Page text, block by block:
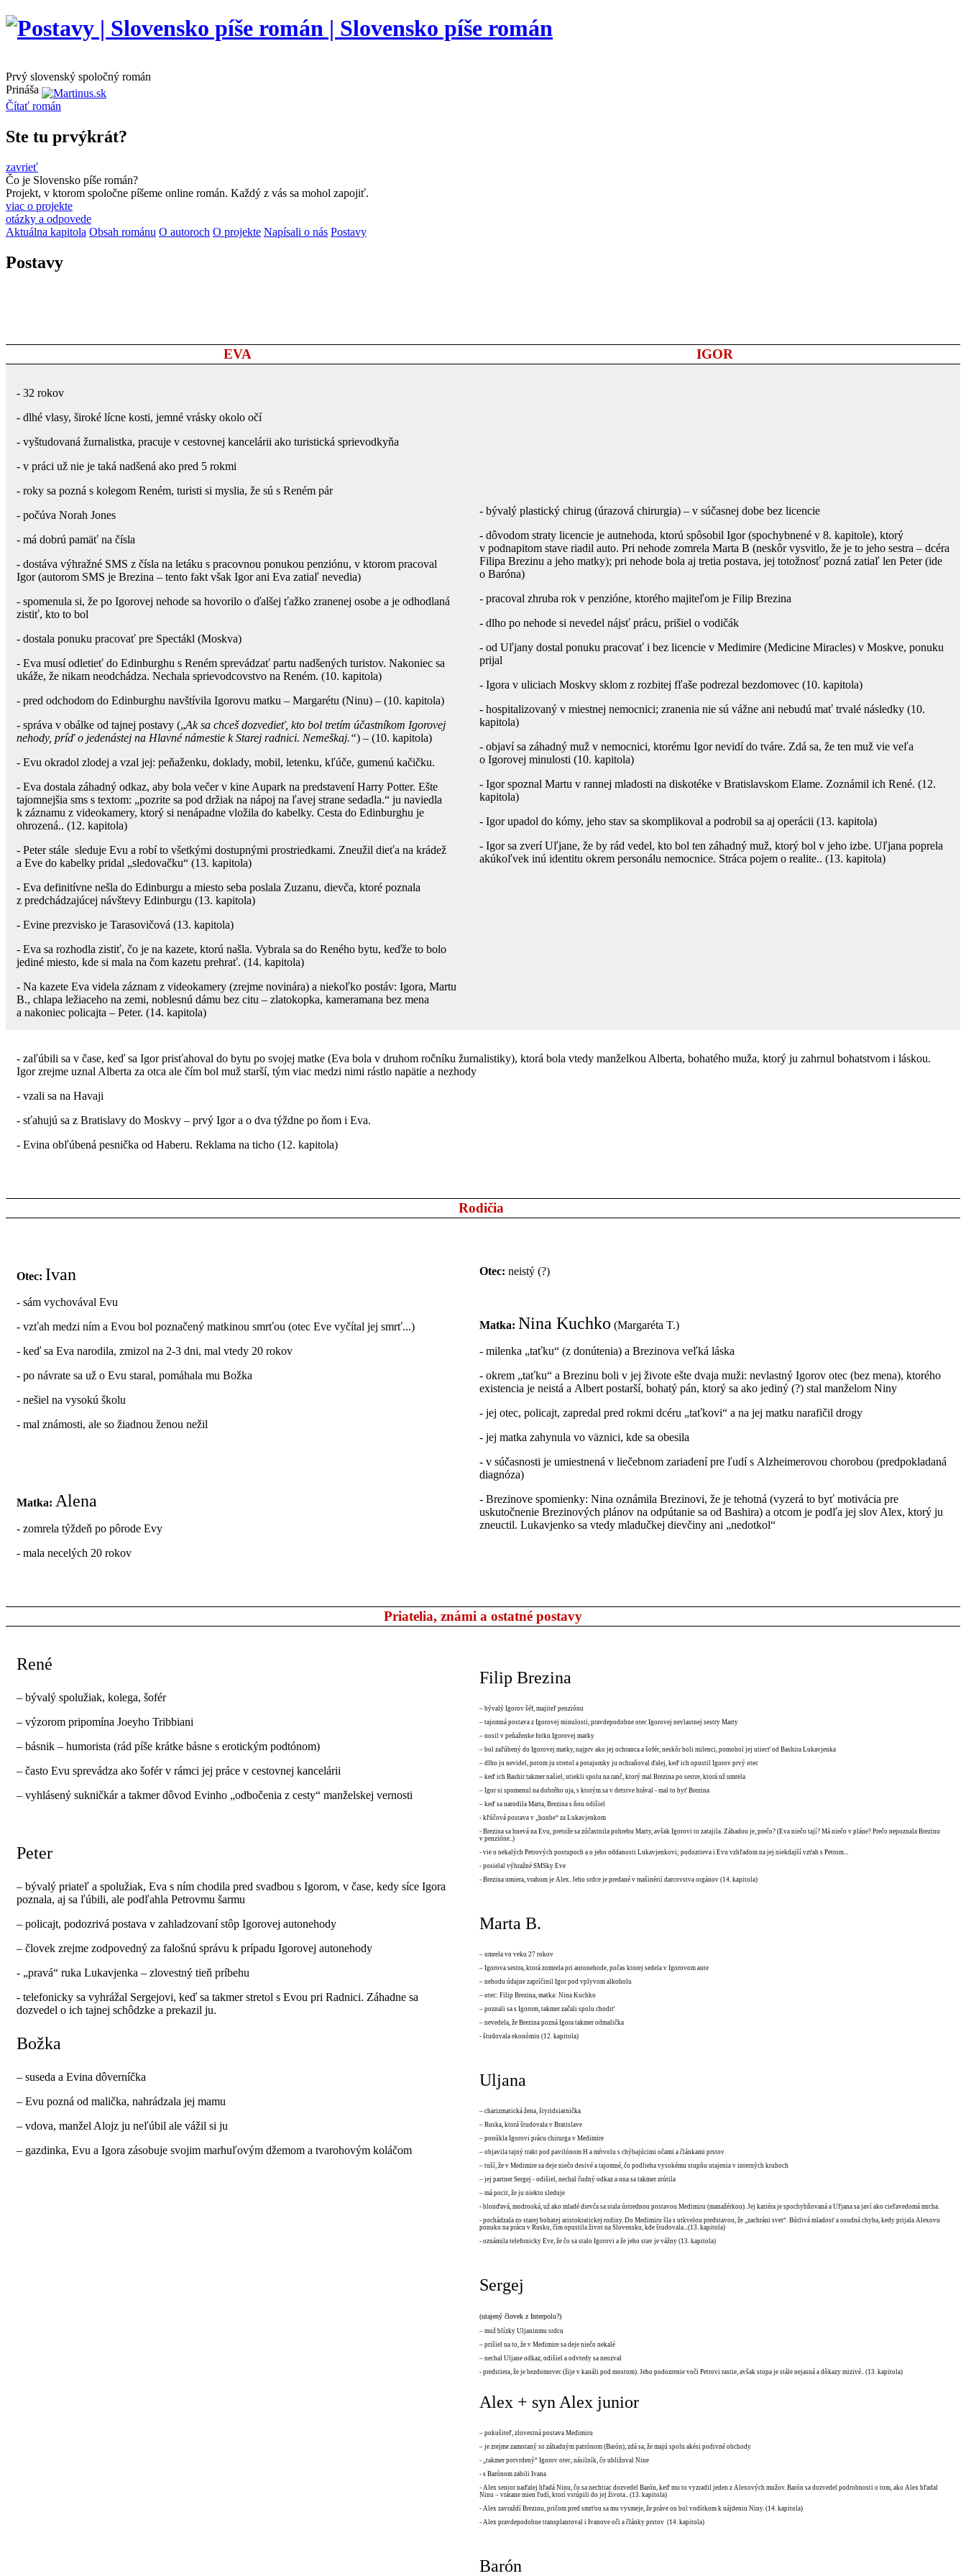
Prvý slovenský spoločný román
Prináša
Čítať román
Ste tu prvýkrát?
zavrieť
Čo je Slovensko píše román?
Projekt, v ktorom spoločne píšeme online román. Každý z vás sa mohol zapojiť.
viac o projekte
otázky a odpovede
Aktuálna kapitola Obsah románu O autoroch O projekte Napísali o nás Postavy
Postavy
EVA IGOR
- 32 rokov
- dlhé vlasy, široké lícne kosti, jemné vrásky okolo očí
- vyštudovaná žurnalistka, pracuje v cestovnej kancelárii ako turistická sprievodkyňa
- v práci už nie je taká nadšená ako pred 5 rokmi
- roky sa pozná s kolegom Reném, turisti si myslia, že sú s Reném pár
- počúva Norah Jones
- má dobrú pamäť na čísla
- dostáva výhražné SMS z čísla na letáku s pracovnou ponukou penziónu, v ktorom pracoval
Igor (autorom SMS je Brezina – tento fakt však Igor ani Eva zatiaľ nevedia)
- spomenula si, že po Igorovej nehode sa hovorilo o ďalšej ťažko zranenej osobe a je odhodlaná
zistiť, kto to bol
- dostala ponuku pracovať pre Spectákl (Moskva)
- Eva musí odletieť do Edinburghu s Reném sprevádzať partu nadšených turistov. Nakoniec sa
ukáže, že nikam neodchádza. Nechala sprievodcovstvo na Reném. (10. kapitola)
- pred odchodom do Edinburghu navštívila Igorovu matku – Margarétu (Ninu) – (10. kapitola)
- správa v obálke od tajnej postavy („Ak sa chceš dozvedieť, kto bol tretím účastníkom Igorovej
nehody, príď o jedenástej na Hlavné námestie k Starej radnici. Nemeškaj.“) – (10. kapitola)
- Evu okradol zlodej a vzal jej: peňaženku, doklady, mobil, letenku, kľúče, gumenú kačičku.
- Eva dostala záhadný odkaz, aby bola večer v kine Aupark na predstavení Harry Potter. Ešte
tajomnejšia sms s textom: „pozrite sa pod držiak na nápoj na ľavej strane sedadla.“ ju naviedla
k záznamu z videokamery, ktorý si nenápadne vložila do kabelky. Cesta do Edinburghu je
ohrozená.. (12. kapitola)
- Peter stále sleduje Evu a robí to všetkými dostupnými prostriedkami. Zneužil dieťa na krádež
a Eve do kabelky pridal „sledovačku“ (13. kapitola)
- Eva definitívne nešla do Edinburgu a miesto seba poslala Zuzanu, dievča, ktoré poznala
z predchádzajúcej návštevy Edinburgu (13. kapitola)
- Evine prezvisko je Tarasovičová (13. kapitola)
- Eva sa rozhodla zistiť, čo je na kazete, ktorú našla. Vybrala sa do Reného bytu, keďže to bolo
jediné miesto, kde si mala na čom kazetu prehrať. (14. kapitola)
- Na kazete Eva videla záznam z videokamery (zrejme novinára) a niekoľko postáv: Igora, Martu
B., chlapa ležiaceho na zemi, noblesnú dámu bez citu – zlatokopka, kameramana bez mena
a nakoniec policajta – Peter. (14. kapitola)
- bývalý plastický chirug (úrazová chirurgia) – v súčasnej dobe bez licencie
- dôvodom straty licencie je autnehoda, ktorú spôsobil Igor (spochybnené v 8. kapitole), ktorý
v podnapitom stave riadil auto. Pri nehode zomrela Marta B (neskôr vysvitlo, že je to jeho sestra – dcéra
Filipa Brezinu a jeho matky); pri nehode bola aj tretia postava, jej totožnosť pozná zatiaľ len Peter (ide
o Baróna)
- pracoval zhruba rok v penzióne, ktorého majiteľom je Filip Brezina
- dlho po nehode si nevedel nájsť prácu, prišiel o vodičák
- od Uľjany dostal ponuku pracovať i bez licencie v Medimire (Medicine Miracles) v Moskve, ponuku
prijal
- Igora v uliciach Moskvy sklom z rozbitej fľaše podrezal bezdomovec (10. kapitola)
- hospitalizovaný v miestnej nemocnici; zranenia nie sú vážne ani nebudú mať trvalé následky (10.
kapitola)
- objaví sa záhadný muž v nemocnici, ktorému Igor nevidí do tváre. Zdá sa, že ten muž vie veľa
o Igorovej minulosti (10. kapitola)
- Igor spoznal Martu v rannej mladosti na diskotéke v Bratislavskom Elame. Zoznámil ich René. (12.
kapitola)
- Igor upadol do kómy, jeho stav sa skomplikoval a podrobil sa aj operácii (13. kapitola)
- Igor sa zverí Uľjane, že by rád vedel, kto bol ten záhadný muž, ktorý bol v jeho izbe. Uľjana poprela
akúkoľvek inú identitu okrem personálu nemocnice. Stráca pojem o realite.. (13. kapitola)
- zaľúbili sa v čase, keď sa Igor prisťahoval do bytu po svojej matke (Eva bola v druhom ročníku žurnalistiky), ktorá bola vtedy manželkou Alberta, bohatého muža, ktorý ju zahrnul bohatstvom i láskou.
Igor zrejme uznal Alberta za otca ale čím bol muž starší, tým viac medzi nimi rástlo napätie a nezhody
- vzali sa na Havaji
- sťahujú sa z Bratislavy do Moskvy – prvý Igor a o dva týždne po ňom i Eva.
- Evina obľúbená pesnička od Haberu. Reklama na ticho (12. kapitola)
Rodičia
Otec: Ivan
- sám vychovával Evu
- vzťah medzi ním a Evou bol poznačený matkinou smrťou (otec Eve vyčítal jej smrť...)
- keď sa Eva narodila, zmizol na 2-3 dni, mal vtedy 20 rokov
- po návrate sa už o Evu staral, pomáhala mu Božka
- nešiel na vysokú školu
- mal známosti, ale so žiadnou ženou nežil
Matka: Alena
- zomrela týždeň po pôrode Evy
- mala necelých 20 rokov
Otec: neistý (?)
Matka: Nina Kuchko (Margaréta T.)
- milenka „taťku“ (z donútenia) a Brezinova veľká láska
- okrem „taťku“ a Brezinu boli v jej živote ešte dvaja muži: nevlastný Igorov otec (bez mena), ktorého
existencia je neistá a Albert postarší, bohatý pán, ktorý sa ako jediný (?) stal manželom Niny
- jej otec, policajt, zapredal pred rokmi dcéru „taťkovi“ a na jej matku narafičil drogy
- jej matka zahynula vo väznici, kde sa obesila
- v súčasnosti je umiestnená v liečebnom zariadení pre ľudí s Alzheimerovou chorobou (predpokladaná
diagnóza)
- Brezinove spomienky: Nina oznámila Brezinovi, že je tehotná (vyzerá to byť motivácia pre
uskutočnenie Brezinových plánov na odpútanie sa od Bashira) a otcom je podľa jej slov Alex, ktorý ju
zneuctil. Lukavjenko sa vtedy mladučkej dievčiny ani „nedotkol“
Priatelia, známi a ostatné postavy
René
– bývalý spolužiak, kolega, šofér
– výzorom pripomína Joeyho Tribbiani
– básnik – humorista (rád píše krátke básne s erotickým podtónom)
– často Evu sprevádza ako šofér v rámci jej práce v cestovnej kancelárii
– vyhlásený sukničkár a takmer dôvod Evinho „odbočenia z cesty“ manželskej vernosti
Peter
– bývalý priateľ a spolužiak, Eva s ním chodila pred svadbou s Igorom, v čase, kedy síce Igora
poznala, aj sa ľúbili, ale podľahla Petrovmu šarmu
– policajt, podozrivá postava v zahladzovaní stôp Igorovej autonehody
– človek zrejme zodpovedný za falošnú správu k prípadu Igorovej autonehody
- „pravá“ ruka Lukavjenka – zlovestný tieň príbehu
- telefonicky sa vyhrážal Sergejovi, keď sa takmer stretol s Evou pri Radnici. Záhadne sa
dozvedel o ich tajnej schôdzke a prekazil ju.
Božka
– suseda a Evina dôverníčka
– Evu pozná od malička, nahrádzala jej mamu
– vdova, manžel Alojz ju neľúbil ale vážil si ju
– gazdinka, Evu a Igora zásobuje svojim marhuľovým džemom a tvarohovým koláčom
Filip Brezina
– bývalý Igorov šéf, majiteľ penziónu
– tajomná postava z Igorovej minulosti, pravdepodobne otec Igorovej nevlastnej sestry Marty
– nosil v peňaženke fotku Igorovej matky
– bol zaľúbený do Igorovej matky, najprv ako jej ochranca a šofér, neskôr boli milenci, pomohol jej utiecť od Bashira Lukavjenka
– dlho ju nevidel, potom ju stretol a potajomky ju ochraňoval ďalej, keď ich opustil Igorov prvý otec
– keď ich Bashir takmer našiel, utiekli spolu na ranč, ktorý mal Brezina po sestre, ktorá už umrela
– Igor si spomenul na dobrého uja, s ktorým sa v detstve hrával - mal to byť Brezina
– keď sa narodila Marta, Brezina s ňou odišiel
- kľúčová postava v „honbe“ za Lukavjenkom
- Brezina sa hnevá na Evu, pretože sa zúčastnila pohrebu Marty, avšak Igorovi to zatajila. Záhadou je, prečo? (Eva niečo tají? Má niečo v pláne? Prečo nepoznala Brezinu
v penzióne..)
- vie o nekalých Petrových postupoch a o jeho oddanosti Lukavjenkovi; podozrieva i Evu vzhľadom na jej niekdajší vzťah s Petrom...
- posielal výhražné SMSky Eve
- Brezina umiera, vrahom je Alex. Jeho srdce je predané v mašinérií darcovstva orgánov (14. kapitola)
Marta B.
– umrela vo veku 27 rokov
– Igorova sestra, ktorá zomrela pri autonehode, počas ktorej sedela v Igorovom aute
– nehodu údajne zapríčinil Igor pod vplyvom alkoholu
– otec: Filip Brezina, matka: Nina Kuchko
– poznali sa s Igorom, takmer začali spolu chodiť
– nevedela, že Brezina pozná Igora takmer odmalička
- študovala ekonómiu (12. kapitola)
Uljana
– charizmatická žena, štyridsiatnička
– Ruska, ktorá študovala v Bratislave
– ponúkla Igorovi prácu chirurga v Medimire
– objavila tajný trakt pod pavilónom H a mŕtvolu s chýbajúcimi očami a článkami prstov
– tuší, že v Medimire sa deje niečo desivé a tajomné, čo podlieha vysokému stupňu utajenia v interných kruhoch
– jej partner Sergej - odišiel, nechal čudný odkaz a ona sa takmer zrútila
– má pocit, že ju niekto sleduje
- blonďavá, modrooká, už ako mladé dievča sa stala ústrednou postavou Medimiru (manažérkou). Jej kariéra je spochybňovaná a Uľjana sa javí ako cieľavedomá mrcha.
- pochádzala zo starej bohatej aristokratickej rodiny. Do Medimiru šla s utkvelou predstavou, že „zachráni svet“. Búrlivá mladosť a osudná chyba, kedy prijala Alexovu
ponuku na prácu v Rusku, čím opustila život na Slovensku, kde študovala...(13. kapitola)
- oznámila telefonicky Eve, že čo sa stalo Igorovi a že jeho stav je vážny (13. kapitola)
Sergej
(utajený človek z Interpolu?)
– muž blízky Uljaninmu srdcu
– prišiel na to, že v Medimire sa deje niečo nekalé
– nechal Uljane odkaz, odišiel a odvtedy sa neozval
- predstiera, že je bezdomovec (žije v kanáli pod mostom). Jeho podozrenie voči Petrovi rastie, avšak stopa je stále nejasná a dôkazy mizivé.. (13. kapitola)
Alex + syn Alex junior
– pokušiteľ, zlovestná postava Medimiru
– je zrejme zamotaný so záhadným patrónom (Barón), zdá sa, že majú spolu akési podivné obchody
- „takmer potvrdený“ Igorov otec, násilník, čo ubližoval Nine
- s Barónom zabili Ivana
- Alex senior naďalej hľadá Ninu, čo sa nechtiac dozvedel Barón, keď mu to vyzradil jeden z Alexových mužov. Barón sa dozvedel podrobnosti o tom, ako Alex hľadal
Ninu – vrátane mien ľudí, ktorí vstúpili do jej života.. (13. kapitola)
- Alex zavraždí Brezinu, pričom pred smrťou sa mu vysmeje, že práve on bol vodítkom k nájdeniu Niny. (14. kapitola)
- Alex pravdepodobne transplantoval i Ivanove oči a články prstov (14. kapitola)
Barón